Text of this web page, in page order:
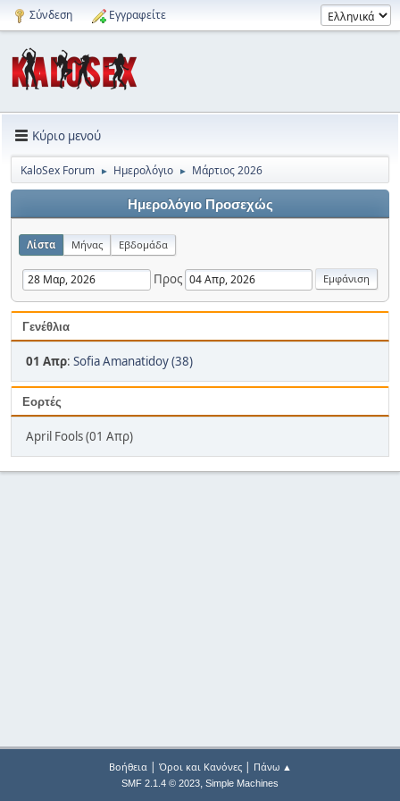
Σύνδεση Εγγραφείτε
Κύριο μενού
KaloSex Forum ► Ημερολόγιο ► Μάρτιος 2026
Ημερολόγιο Προσεχώς
Λίστα Μήνας Εβδομάδα
Προς
Γενέθλια
01 Απρ: Sofia Amanatidoy (38)
Εορτές
April Fools (01 Απρ)
Βοήθεια| Όροι και Κανόνες| Πάνω ▲
SMF 2.1.4 © 2023, Simple Machines